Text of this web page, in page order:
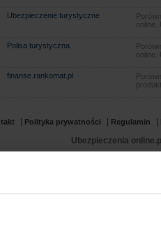
Ubezpieczenie turystyczne
Polisa turystyczna
finanse.rankomat.pl
Polityka prywatności Regulamin
Ubezpieczenia